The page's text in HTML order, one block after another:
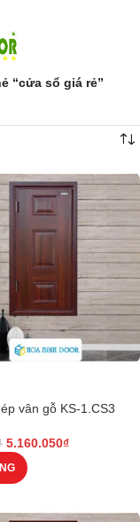
“cửa sổ giá rẻ”
vân gỗ KS-1.CS3
5.160.050₫